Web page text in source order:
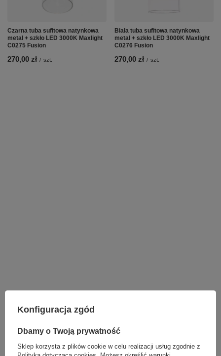
Czarna tuba sufitowa natynkowa
metal + szkło LED 3000K Maxlight
C0275 Fusion
270,00 zł / szt.
Biała tuba sufitowa natynkowa
metal + szkło LED 3000K Maxlight
C0276 Fusion
270,00 zł / szt.
KINKIETY NAD LUSTRO
LAMPKI NOCNE
ŻYRANDOLE KRYSZTAŁOWE
LAMPY WISZĄCE CZARNE
Konfiguracja zgód
Dbamy o Twoją prywatność
Sklep korzysta z plików cookie w celu realizacji usług zgodnie z